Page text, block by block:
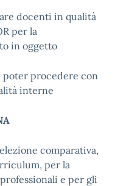
docenti in qualità
per la
in oggetto
poter procedere con
interne
comparativa,
per la
e per gli